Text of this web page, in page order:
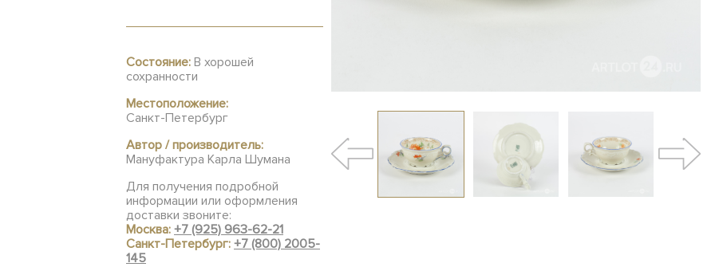
Состояние: В хорошей
сохранности
Местоположение:
Санкт-Петербург
Автор / производитель:
Мануфактура Карла Шумана
Для получения подробной
информации или оформления
доставки звоните:
Москва: +7 (925) 963-62-21
Санкт-Петербург: +7 (800) 2005-
145